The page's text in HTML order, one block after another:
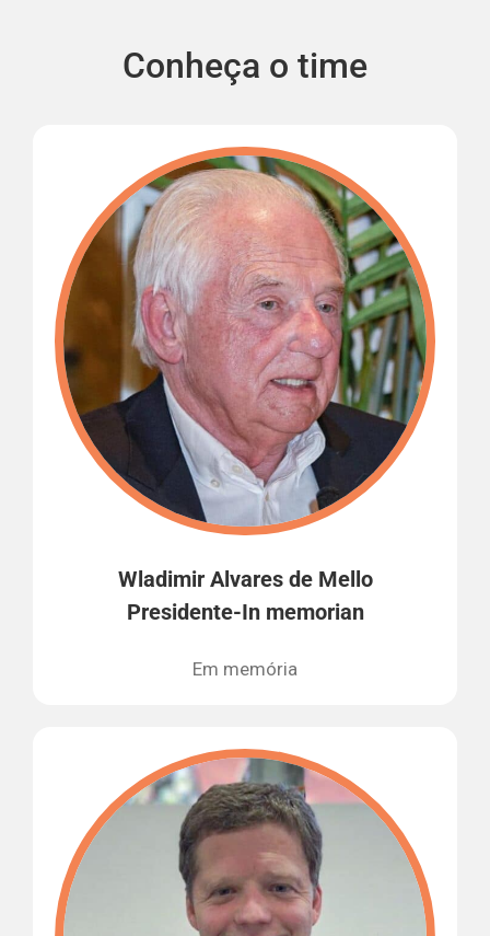
Conheça o time
Wladimir Alvares de Mello
Presidente-In memorian
Em memória